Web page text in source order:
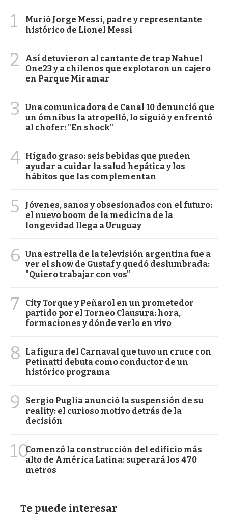
1
Murió Jorge Messi, padre y representante
histórico de Lionel Messi
2
Así detuvieron al cantante de trap Nahuel
One23 y a chilenos que explotaron un cajero
en Parque Miramar
3
Una comunicadora de Canal 10 denunció que
un ómnibus la atropelló, lo siguió y enfrentó
al chofer: "En shock"
4 Hígado graso: seis bebidas que pueden
ayudar a cuidar la salud hepática y los
hábitos que las complementan
5
Jóvenes, sanos y obsesionados con el futuro:
el nuevo boom de la medicina de la
longevidad llega a Uruguay
6 Una estrella de la televisión argentina fue a
ver el show de Gustaf y quedó deslumbrada:
"Quiero trabajar con vos"
7
City Torque y Peñarol en un prometedor
partido por el Torneo Clausura: hora,
formaciones y dónde verlo en vivo
8
La figura del Carnaval que tuvo un cruce con
Petinatti debuta como conductor de un
histórico programa
9
Sergio Puglia anunció la suspensión de su
reality: el curioso motivo detrás de la
decisión
10Comenzó la construcción del edificio más
alto de América Latina: superará los 470
metros
Te puede interesar